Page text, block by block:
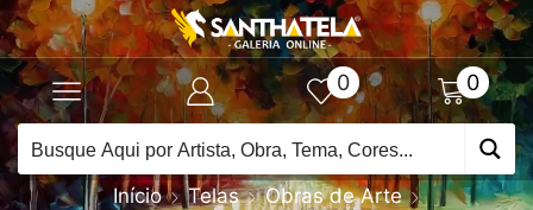
0 0
Início Telas
Obras de Arte